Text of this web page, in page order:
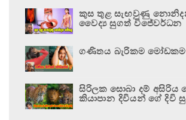
කුස තුළ සැඟවුණු
වෛද්‍ය සුගත් විජේවර්ධන
ගණිතය බැරිකම
සිරිලක සොබා දම් අසිරිය
කියාපාන දිවියන් ගේ දිවි